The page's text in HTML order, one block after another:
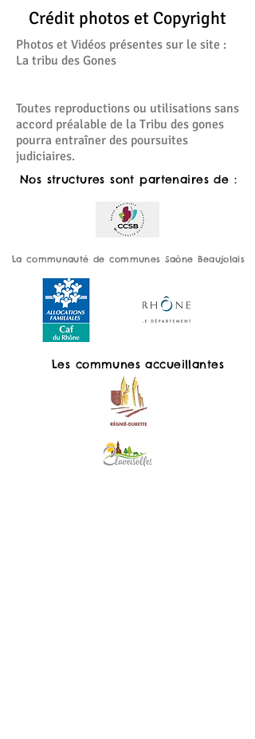
Crédit photos et Copyright
Photos et Vidéos présentes sur le site :
La tribu des Gones
Toutes reproductions ou utilisations sans
accord préalable de la Tribu des gones
pourra entraîner des poursuites
judiciaires.
Nos structures sont partenaires de :
La communauté de communes Saône Beaujolais
Les communes accueillantes